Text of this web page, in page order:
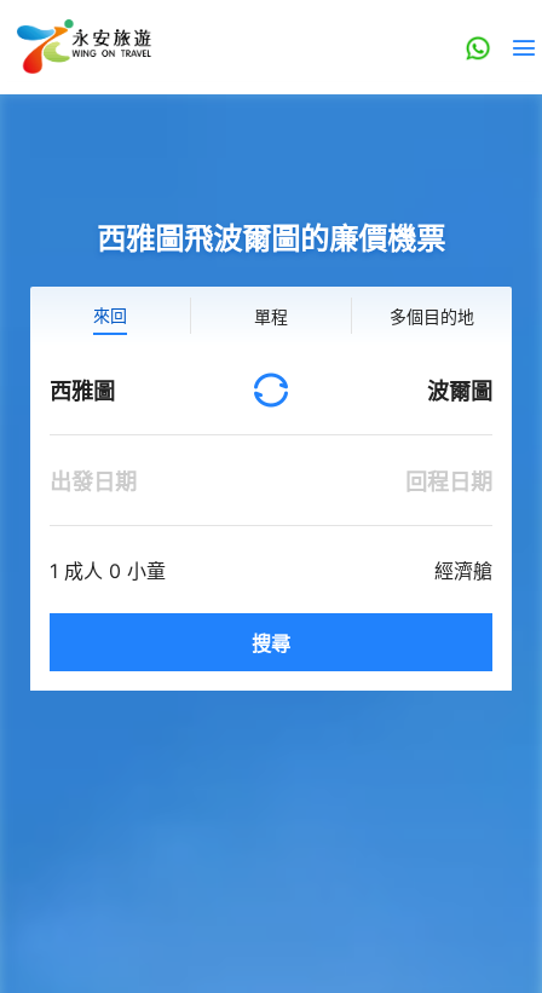
西雅圖飛波爾圖的廉價機票
來回 單程 多個目的地
西雅圖 波爾圖
出發日期 回程日期
1 成人 0 小童 經濟艙
搜尋